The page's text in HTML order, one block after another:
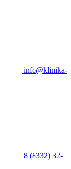
info@klinika-
8 (8332) 32-